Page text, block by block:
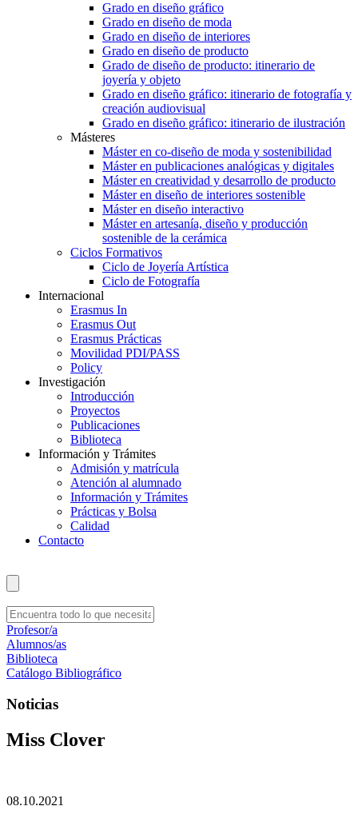
Grado en diseño gráfico
Grado en diseño de moda
Grado en diseño de interiores
Grado en diseño de producto
Grado de diseño de producto: itinerario de
joyería y objeto
Grado en diseño gráfico: itinerario de fotografía y
creación audiovisual
Grado en diseño gráfico: itinerario de ilustración
Másteres
Máster en co-diseño de moda y sostenibilidad
Máster en publicaciones analógicas y digitales
Máster en creatividad y desarrollo de producto
Máster en diseño de interiores sostenible
Máster en diseño interactivo
Máster en artesanía, diseño y producción
sostenible de la cerámica
Ciclos Formativos
Ciclo de Joyería Artística
Ciclo de Fotografía
Internacional
Erasmus In
Erasmus Out
Erasmus Prácticas
Movilidad PDI/PASS
Policy
Investigación
Introducción
Proyectos
Publicaciones
Biblioteca
Información y Trámites
Admisión y matrícula
Atención al alumnado
Información y Trámites
Prácticas y Bolsa
Calidad
Contacto
Profesor/a
Alumnos/as
Biblioteca
Catálogo Bibliográfico
Noticias
Miss Clover
08.10.2021